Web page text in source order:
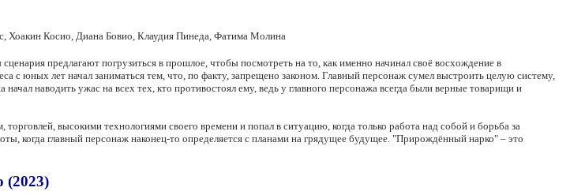
Хоакин Косио, Диана Бовио, Клаудия Пинеда, Фатима Молина
предлагают погрузиться в прошлое, чтобы посмотреть на то, как именно начинал своё восхождение в
юных лет начал заниматься тем, что, по факту, запрещено законом. Главный персонаж сумел выстроить целую систему,
наводить ужас на всех тех, кто противостоял ему, ведь у главного персонажа всегда были верные товарищи и
высокими технологиями своего времени и попал в ситуацию, когда только работа над собой и борьба за
когда главный персонаж наконец-то определяется с планами на грядущее будущее. "Прирождённый нарко" – это
(2023)